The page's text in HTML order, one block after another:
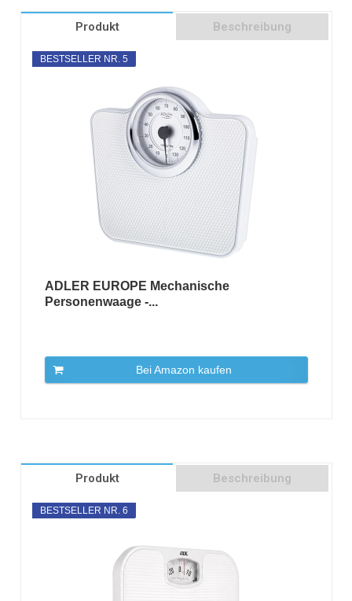
Produkt Beschreibung
BESTSELLER NR. 5
ADLER EUROPE Mechanische
Personenwaage -...
Bei Amazon kaufen
Produkt Beschreibung
BESTSELLER NR. 6